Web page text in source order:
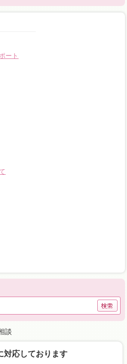
ート
談
対応しております